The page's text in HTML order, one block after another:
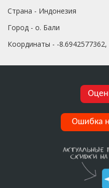
Страна - Индонезия
Город - о. Бали
Координаты - -8.6942577362,
Ошибка